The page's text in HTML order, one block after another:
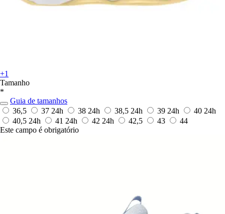
+1
Tamanho
*
Guia de tamanhos
36,5
37 24h 38 24h 38,5 24h 39 24h 40 24h
40,5 24h 41 24h 42 24h 42,5 43
44
Este campo é obrigatório